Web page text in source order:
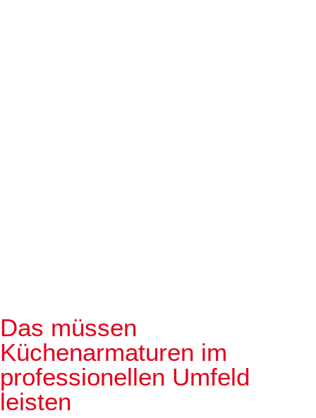
Das müssen
Küchenarmaturen im
professionellen Umfeld
leisten